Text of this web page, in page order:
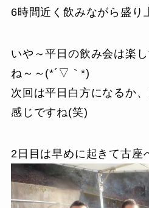
6時間近く飲みながら盛り
いや～平日の飲み会は楽
ね～～(*´▽｀*)
次回は平日白方になるか
感じですね(笑)
2日目は早めに起きて古座